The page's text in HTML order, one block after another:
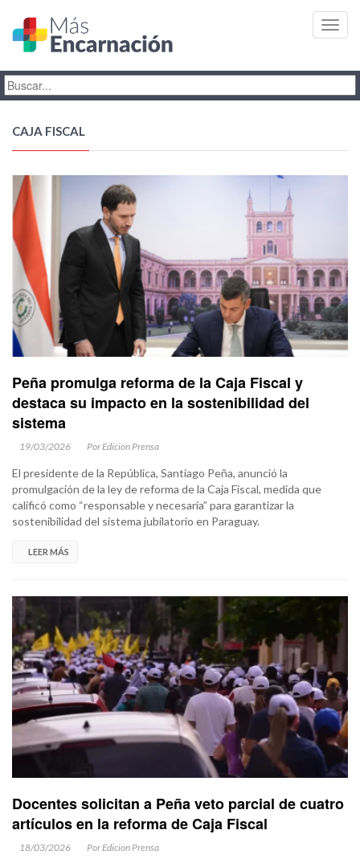
CAJA FISCAL
Peña promulga reforma de la Caja Fiscal y
destaca su impacto en la sostenibilidad del
sistema
19/03/2026 Por Edicion Prensa
El presidente de la República, Santiago Peña, anunció la
promulgación de la ley de reforma de la Caja Fiscal, medida que
calificó como “responsable y necesaria” para garantizar la
sostenibilidad del sistema jubilatorio en Paraguay.
LEER MÁS
Docentes solicitan a Peña veto parcial de cuatro
artículos en la reforma de Caja Fiscal
18/03/2026 Por Edicion Prensa